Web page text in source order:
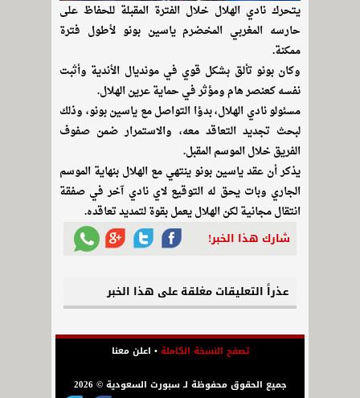
يتحرك نادي الهلال خلال الفترة المقبلة للحفاظ على
حارسه المغربي المخضرم ياسين بونو لأطول فترة
ممكنة.
وكان بونو تألق بشكل قوي في مونديال الأندية وأثبت
نفسه كعنصر هام ومؤثر في حماية عرين الهلال.
مسئولو نادي الهلال، بدؤا التواصل مع ياسين بونو، وذلك
لبحث تجديد التعاقد معه، والاستمرار ضمن صفوف
الفريق خلال الموسم المقبل.
يذكر أن عقد ياسين بونو ينتهي مع الهلال بنهاية الموسم
الجاري وبات يحق له التوقيع لاي نادي آخر في صفقة
انتقال مجانية لكن الهلال يعمل بقوة لتمديد تعاقده.
شارك هذا الخبر!
عذراً التعليقات مغلقة على هذا الخبر
تصفح النسخة الكاملة• اعلن معنا
جميع الحقوق محفوظة لـ سبورت السعودية © 2026